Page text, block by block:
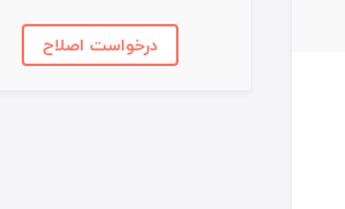
درخواست اصلاح